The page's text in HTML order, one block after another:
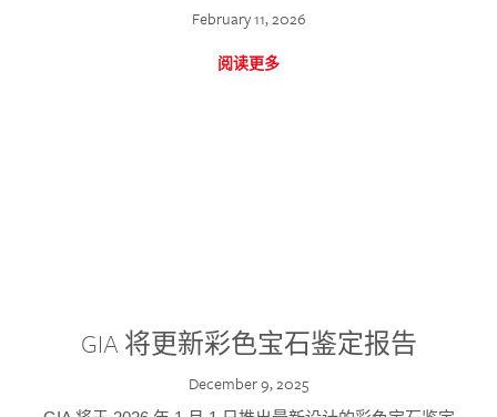
February 11, 2026
阅读更多
GIA 将更新彩色宝石鉴定报告
December 9, 2025